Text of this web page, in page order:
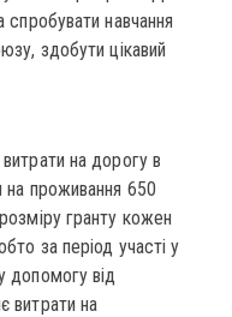
спробувати навчання
здобути цікавий
на дорогу в
на проживання 650
гранту кожен
за період участі у
допомогу від
витрати на